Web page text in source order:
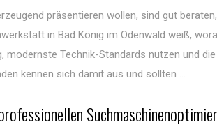
präsentieren wollen, sind gut
in Bad König im Odenwald weiß,
Technik-Standards nutzen und die
kennen sich damit aus und sollten ...